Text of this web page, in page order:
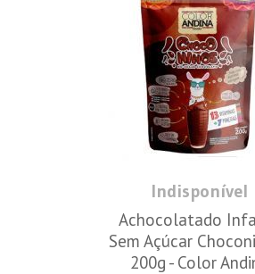
Indisponível
Achocolatado
Sem Açúcar
200g - Color